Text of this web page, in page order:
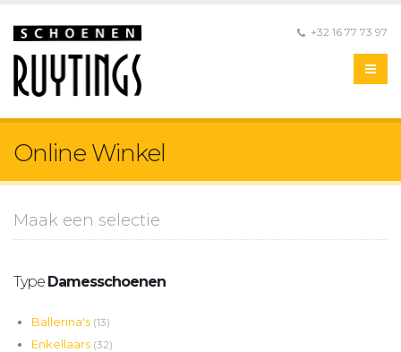
+32 16 77 73 97
Online Winkel
Maak een selectie
Type Damesschoenen
Ballerina's (13)
Enkellaars (32)